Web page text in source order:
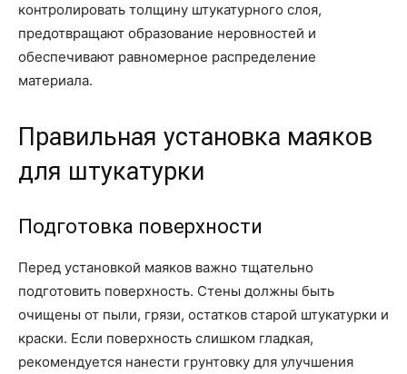
контролировать толщину штукатурного слоя,
предотвращают образование неровностей и
обеспечивают равномерное распределение
материала.
Правильная установка маяков
для штукатурки
Подготовка поверхности
Перед установкой маяков важно тщательно
подготовить поверхность. Стены должны быть
очищены от пыли, грязи, остатков старой штукатурки и
краски. Если поверхность слишком гладкая,
рекомендуется нанести грунтовку для улучшения